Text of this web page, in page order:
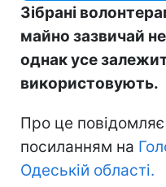
Зібрані
майно зазвичай
однак усе
використовують.
Про це повідомляє
посиланням на
Одеській області.